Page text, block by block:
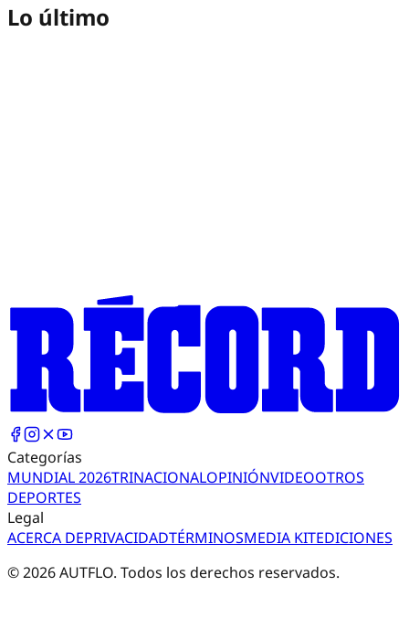
Lo último
Categorías
MUNDIAL 2026TRINACIONALOPINIÓNVIDEOOTROS
DEPORTES
Legal
ACERCA DEPRIVACIDADTÉRMINOSMEDIA KITEDICIONES
©2026AUTFLO. Todos los derechos reservados.